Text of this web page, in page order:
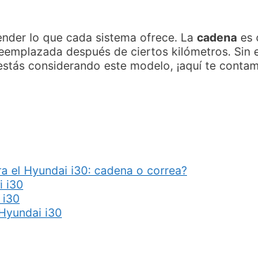
lo que cada sistema ofrece. La cadena es
después de ciertos kilómetros. Sin
considerando este modelo, ¡aquí te
el Hyundai i30: cadena o correa?
i30
i30
i30